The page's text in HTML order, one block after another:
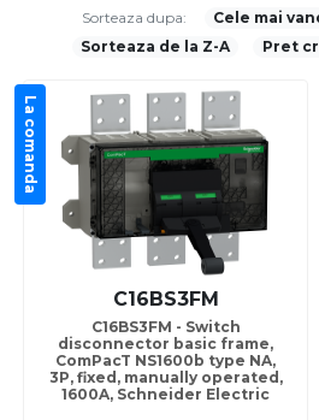
Sorteaza dupa: Cele mai
Sorteaza de la Z-A
Pret
La comanda
C16BS3FM
C16BS3FM - Switch
disconnector basic frame,
ComPacT NS1600b type NA,
3P, fixed, manually operated,
1600A, Schneider Electric